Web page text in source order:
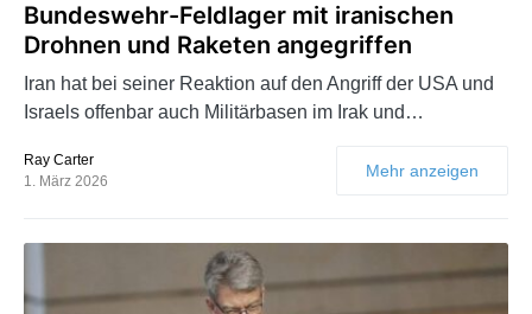
Bundeswehr-Feldlager mit iranischen
Drohnen und Raketen angegriffen
Iran hat bei seiner Reaktion auf den Angriff der USA und
Israels offenbar auch Militärbasen im Irak und…
Ray Carter
1. März 2026
Mehr anzeigen